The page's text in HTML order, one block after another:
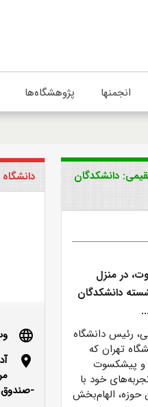
انجمنها پژوهشگاه‌ها
دانشکدگان
در منزل
دانشکدگان
رئیس دانشگاه
تهران که
و پیشکسوت
خود با
حوزه، الهام‌بخش
language
location_on
-صندوق